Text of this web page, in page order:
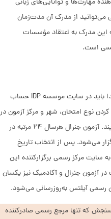
می‌توانید از مدرک آن مدت‌زمان
این مدرک به اعتقاد مؤسسات
است.
داوطلبان برای ثبت نام در آزمون IELTS ابتدا باید در سایت موسسه IDP حساب
نوع امتحان، شهر و مرکز آزمون در
ایران یکی از تاریخ‌ها را انتخاب و رزرو نمایند. آزمون جنرال هرسال ۲۴ مرتبه در
می‌شود. پس از انتخاب تاریخ
سایت مرکز رسمی برگزارکننده این
در آزمون جنرال و آکادمیک نیز یکسان
رسمی آیلتس به‌روزرسانی می‌شود.
که تنها مرجع رسمی صادرکننده